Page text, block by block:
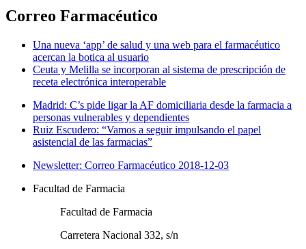
Correo Farmacéutico
Una nueva ‘app’ de salud y una web para el farmacéutico
acercan la botica al usuario
Ceuta y Melilla se incorporan al sistema de prescripción de
receta electrónica interoperable
Madrid: C’s pide ligar la AF domiciliaria desde la farmacia a
personas vulnerables y dependientes
Ruiz Escudero: “Vamos a seguir impulsando el papel
asistencial de las farmacias”
Newsletter: Correo Farmacéutico 2018-12-03
Facultad de Farmacia
Facultad de Farmacia
Carretera Nacional 332, s/n